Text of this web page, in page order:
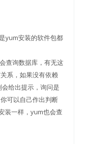
yum安装的软件包都
查询数据库，有无这
系，如果没有依赖
给出提示，询问是
可以自己作出判断
装一样，yum也会查